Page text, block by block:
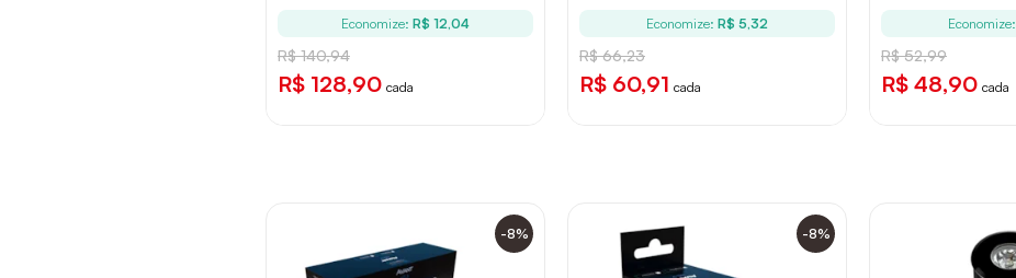
Economize: R$ 12,04
R$ 140,94
R$ 128,90 cada
Economize: R$ 5,32
R$ 66,23
R$ 60,91 cada
Economize:
R$ 52,99
R$ 48,90 cada
-8% -8%